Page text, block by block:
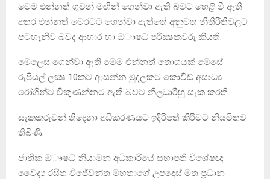
මෙම එන්නත් ගුවන් මඟින් ගෙන්වා ඇති බවට හෙළි වී ඇති
අතර එන්නත් මෙරටට ගෙන්වා ඇත්තේ අනුමත නීතිරීතිවලට
පටහැනිව බවද ආහාර හා ඔෟෂධ පරීක්‍ෂකවරු කියති.
මෙලෙස ගෙන්වා ඇති මෙම එන්නත් තොගයක් මෙසේ
රුපියල් ලක්‍ෂ 10කට ආසන්න මුදලකට කොවිඩ් අසාධ්‍ය
රෝගීන්ට විකුණන්නට ඇති බවට නිලධාරීහු සැක කරති.
සැකකරුවන් තිදෙනා අධිකරණයට ඉදිරිපත් කිරීමට නියමිතව
තිබිණි.
ජාතික ඔෟෂධ නියාමන අධිකාරියේ සභාපති විශේෂඥ
වෛද්‍ය රසිත විජේවන්ත මහතාගේ උපදෙස් මත ප්‍රධාන